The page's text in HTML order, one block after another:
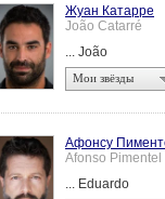
Жуан Катарре
João Catarré
... João
Мои звёзды
Афонсу
Afonso Pimentel
... Eduardo